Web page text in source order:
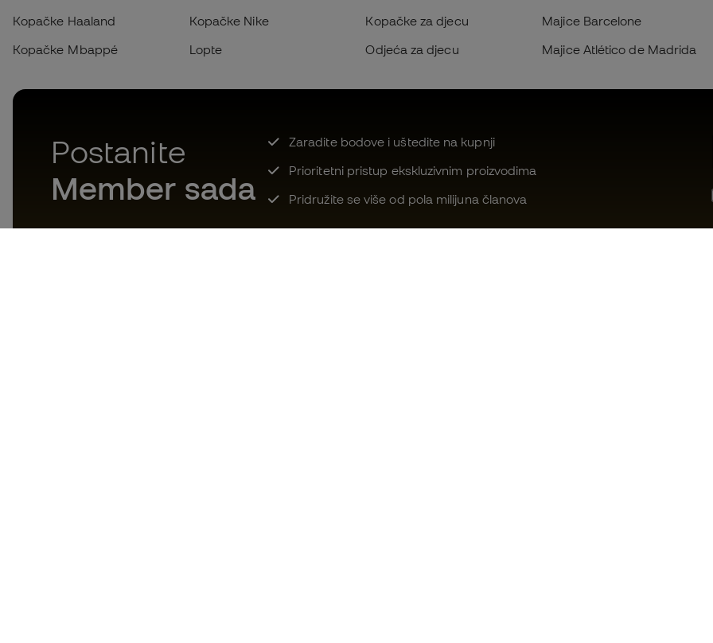
Kopačke Haaland
Kopačke Mbappé
Kopačke Nike
Lopte
Kopačke za djecu
Odjeća za djecu
Majice Barcelone
Majice Atlético de Madrida
Postanite
Member sada
Zaradite bodove i uštedite na kupnji
Prioritetni pristup ekskluzivnim proizvodima
Pridružite se više od pola milijuna članova